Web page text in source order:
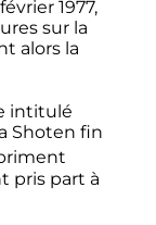
1977,
sur la
alors la
intitulé
Shoten fin
pris part à